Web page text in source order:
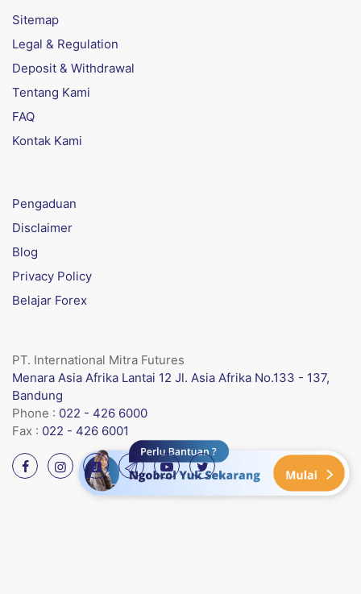
Sitemap
Legal & Regulation
Deposit & Withdrawal
Tentang Kami
FAQ
Kontak Kami
Pengaduan
Disclaimer
Blog
Privacy Policy
Belajar Forex
PT. International Mitra Futures
Menara Asia Afrika Lantai 12 Jl. Asia Afrika No.133 - 137,
Bandung
Phone : 022 - 426 6000
Fax : 022 - 426 6001